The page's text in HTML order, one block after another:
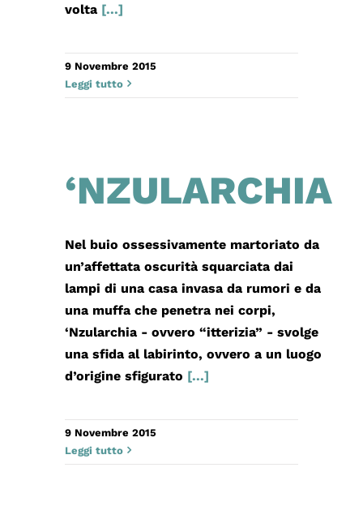
volta [...]
9 Novembre 2015
Leggi tutto
‘NZULARCHIA
Nel buio ossessivamente martoriato da
un’affettata oscurità squarciata dai
lampi di una casa invasa da rumori e da
una muffa che penetra nei corpi,
‘Nzularchia - ovvero “itterizia” - svolge
una sfida al labirinto, ovvero a un luogo
d’origine sfigurato [...]
9 Novembre 2015
Leggi tutto